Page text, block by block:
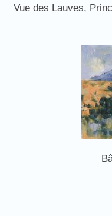
Vue des Lauves,